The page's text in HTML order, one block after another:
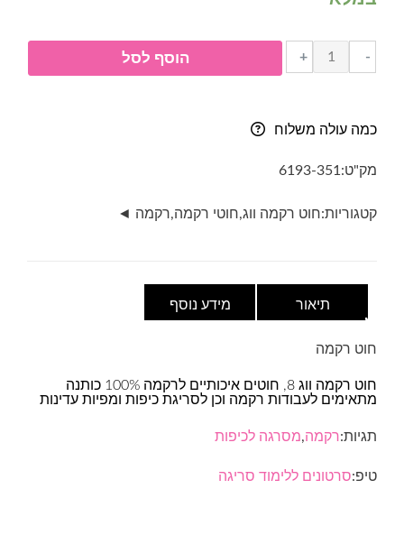
-
כמות
של
ווג
+ הוסף לסל
כמה עולה משלוח
מק"ט: 6193-351
קטגוריות:חוט רקמה ווג,חוטי רקמה,רקמה ◄
תיאור מידע נוסף
חוט רקמה
חוט רקמה ווג 8, חוטים איכותיים לרקמה 100% כותנה
מתאימים לעבודות רקמה וכן לסריגת כיפות ומפיות עדינות
תגיות:רקמה,מסרגה לכיפות
טיפ:סרטונים ללימוד סריגה